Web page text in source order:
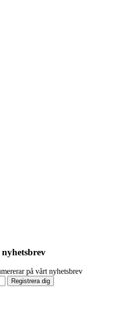
på vårt nyhetsbrev
Registrera dig